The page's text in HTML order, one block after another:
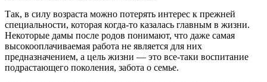
Так, в силу возраста можно потерять интерес к прежней
специальности, которая когда-то казалась главным в жизни.
Некоторые дамы после родов понимают, что даже самая
высокооплачиваемая работа не является для них
предназначением, а цель жизни — это все-таки воспитание
подрастающего поколения, забота о семье.